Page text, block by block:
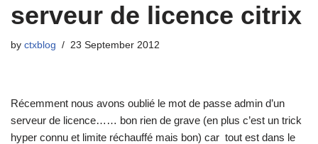
serveur de licence citrix
by ctxblog 23 September 2012
Récemment nous avons oublié le mot de passe admin d’un
serveur de licence…… bon rien de grave (en plus c’est un trick
hyper connu et limite réchauffé mais bon) car tout est dans le